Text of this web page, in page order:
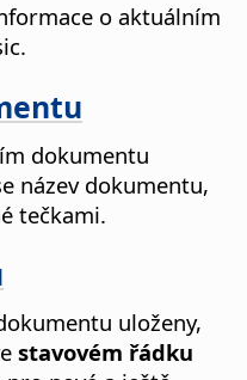
o aktuálním
dokumentu
název dokumentu,
tečkami.
uloženy,
stavovém řádku